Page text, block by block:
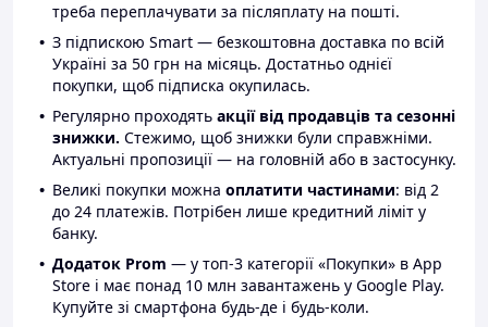
треба переплачувати за післяплату на пошті.
З підпискою Smart — безкоштовна доставка по всій
Україні за 50 грн на місяць. Достатньо однієї
покупки, щоб підписка окупилась.
Регулярно проходять акції від продавців та сезонні
знижки. Стежимо, щоб знижки були справжніми.
Актуальні пропозиції — на головній або в застосунку.
Великі покупки можна оплатити частинами: від 2
до 24 платежів. Потрібен лише кредитний ліміт у
банку.
Додаток Prom — у топ-3 категорії «Покупки» в App
Store і має понад 10 млн завантажень у Google Play.
Купуйте зі смартфона будь-де і будь-коли.